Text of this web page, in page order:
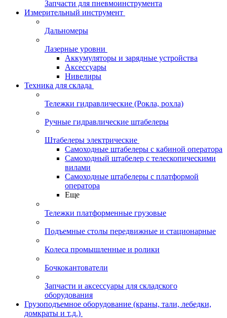
Запчасти для пневмоинструмента
Измерительный инструмент
Дальномеры
Лазерные уровни
Аккумуляторы и зарядные устройства
Аксессуары
Нивелиры
Техника для склада
Тележки гидравлические (Рокла, рохла)
Ручные гидравлические штабелеры
Штабелеры электрические
Самоходные штабелеры с кабиной оператора
Самоходный штабелер с телескопическими
вилами
Самоходные штабелеры с платформой
оператора
Еще
Тележки платформенные грузовые
Подъемные столы передвижные и стационарные
Колеса промышленные и ролики
Бочкокантователи
Запчасти и аксессуары для складского
оборудования
Грузоподъемное оборудование (краны, тали, лебедки,
домкраты и т.д.)